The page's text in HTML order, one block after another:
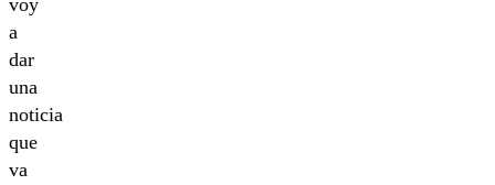
voy
a
dar
una
noticia
que
va